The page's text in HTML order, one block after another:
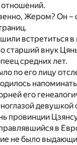
отношений.
Жером? Он –
встретиться
старший внук
средних лет.
по его лицу
его
провинции
в
не было